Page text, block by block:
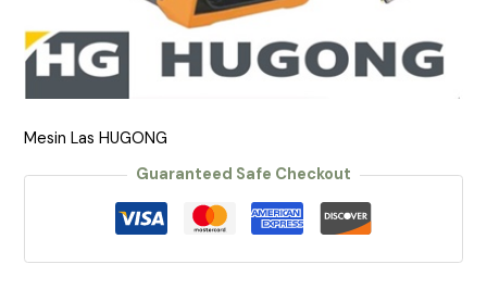
Mesin Las HUGONG
Guaranteed Safe Checkout